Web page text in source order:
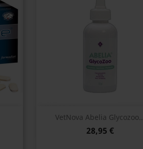
VetNova Abelia
28,95 €
 Vista rápida